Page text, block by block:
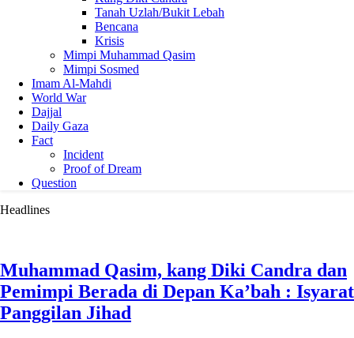
Tanah Uzlah/Bukit Lebah
Bencana
Krisis
Mimpi Muhammad Qasim
Mimpi Sosmed
Imam Al-Mahdi
World War
Dajjal
Daily Gaza
Fact
Incident
Proof of Dream
Question
Headlines
Muhammad Qasim, kang Diki Candra dan
Pemimpi Berada di Depan Ka’bah : Isyarat
Panggilan Jihad